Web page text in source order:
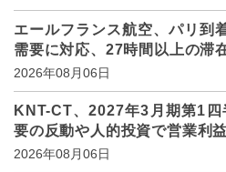
エールフランス航空、パリ到
需要に対応、27時間以上の滞
2026年08月06日
KNT-CT、2027年3月期第1
要の反動や人的投資で営業利
2026年08月06日